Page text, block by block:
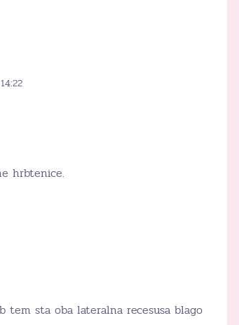
hrbtenice.
tem sta oba lateralna recesusa blago